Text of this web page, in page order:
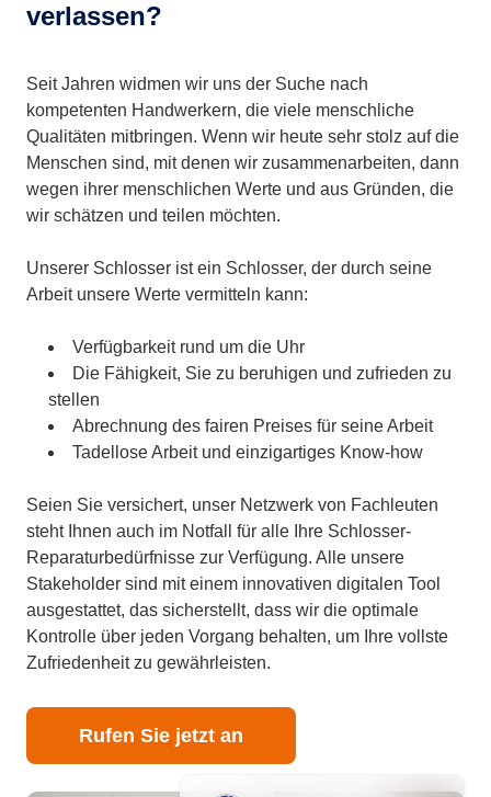
verlassen?
Seit Jahren widmen wir uns der Suche nach
kompetenten Handwerkern, die viele menschliche
Qualitäten mitbringen. Wenn wir heute sehr stolz auf die
Menschen sind, mit denen wir zusammenarbeiten, dann
wegen ihrer menschlichen Werte und aus Gründen, die
wir schätzen und teilen möchten.
Unserer Schlosser ist ein Schlosser, der durch seine
Arbeit unsere Werte vermitteln kann:
Verfügbarkeit rund um die Uhr
Die Fähigkeit, Sie zu beruhigen und zufrieden zu
stellen
Abrechnung des fairen Preises für seine Arbeit
Tadellose Arbeit und einzigartiges Know-how
Seien Sie versichert, unser Netzwerk von Fachleuten
steht Ihnen auch im Notfall für alle Ihre Schlosser-
Reparaturbedürfnisse zur Verfügung. Alle unsere
Stakeholder sind mit einem innovativen digitalen Tool
ausgestattet, das sicherstellt, dass wir die optimale
Kontrolle über jeden Vorgang behalten, um Ihre vollste
Zufriedenheit zu gewährleisten.
Rufen Sie jetzt an